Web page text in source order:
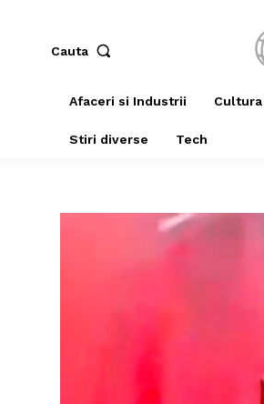
Cauta
Afaceri si Industrii
Stiri diverse Tech